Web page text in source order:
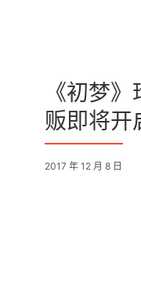
《初梦
贩即将开
2017 年 12 月 8 日